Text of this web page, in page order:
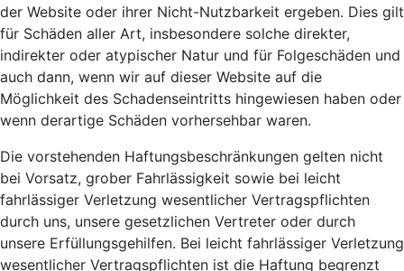
der Website oder ihrer Nicht-Nutzbarkeit ergeben. Dies gilt
für Schäden aller Art, insbesondere solche direkter,
indirekter oder atypischer Natur und für Folgeschäden und
auch dann, wenn wir auf dieser Website auf die
Möglichkeit des Schadenseintritts hingewiesen haben oder
wenn derartige Schäden vorhersehbar waren.
Die vorstehenden Haftungsbeschränkungen gelten nicht
bei Vorsatz, grober Fahrlässigkeit sowie bei leicht
fahrlässiger Verletzung wesentlicher Vertragspflichten
durch uns, unsere gesetzlichen Vertreter oder durch
unsere Erfüllungsgehilfen. Bei leicht fahrlässiger Verletzung
wesentlicher Vertragspflichten ist die Haftung begrenzt